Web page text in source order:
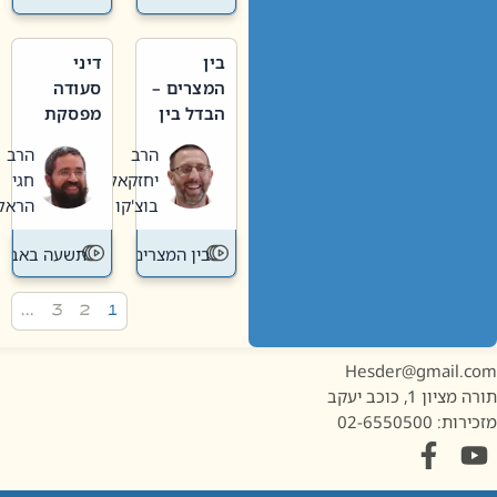
בין
המצרים –
הבדל בין
חדשה
לישנה
הרב
יחזקאל
בוצ'קו
בין המצרים
דיני
סעודה
מפסקת
תשעה
באב
הרב
חגי
הראל
תשעה באב
1, כוכב יעקב
02-6550500